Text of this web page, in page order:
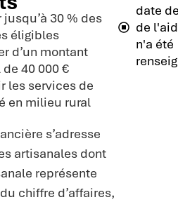
30 % des
éligibles
d’un montant
40 000 €
les services de
en milieu rural
s’adresse
artisanales dont
représente
chiffre d’affaires,
date
de
n'a été